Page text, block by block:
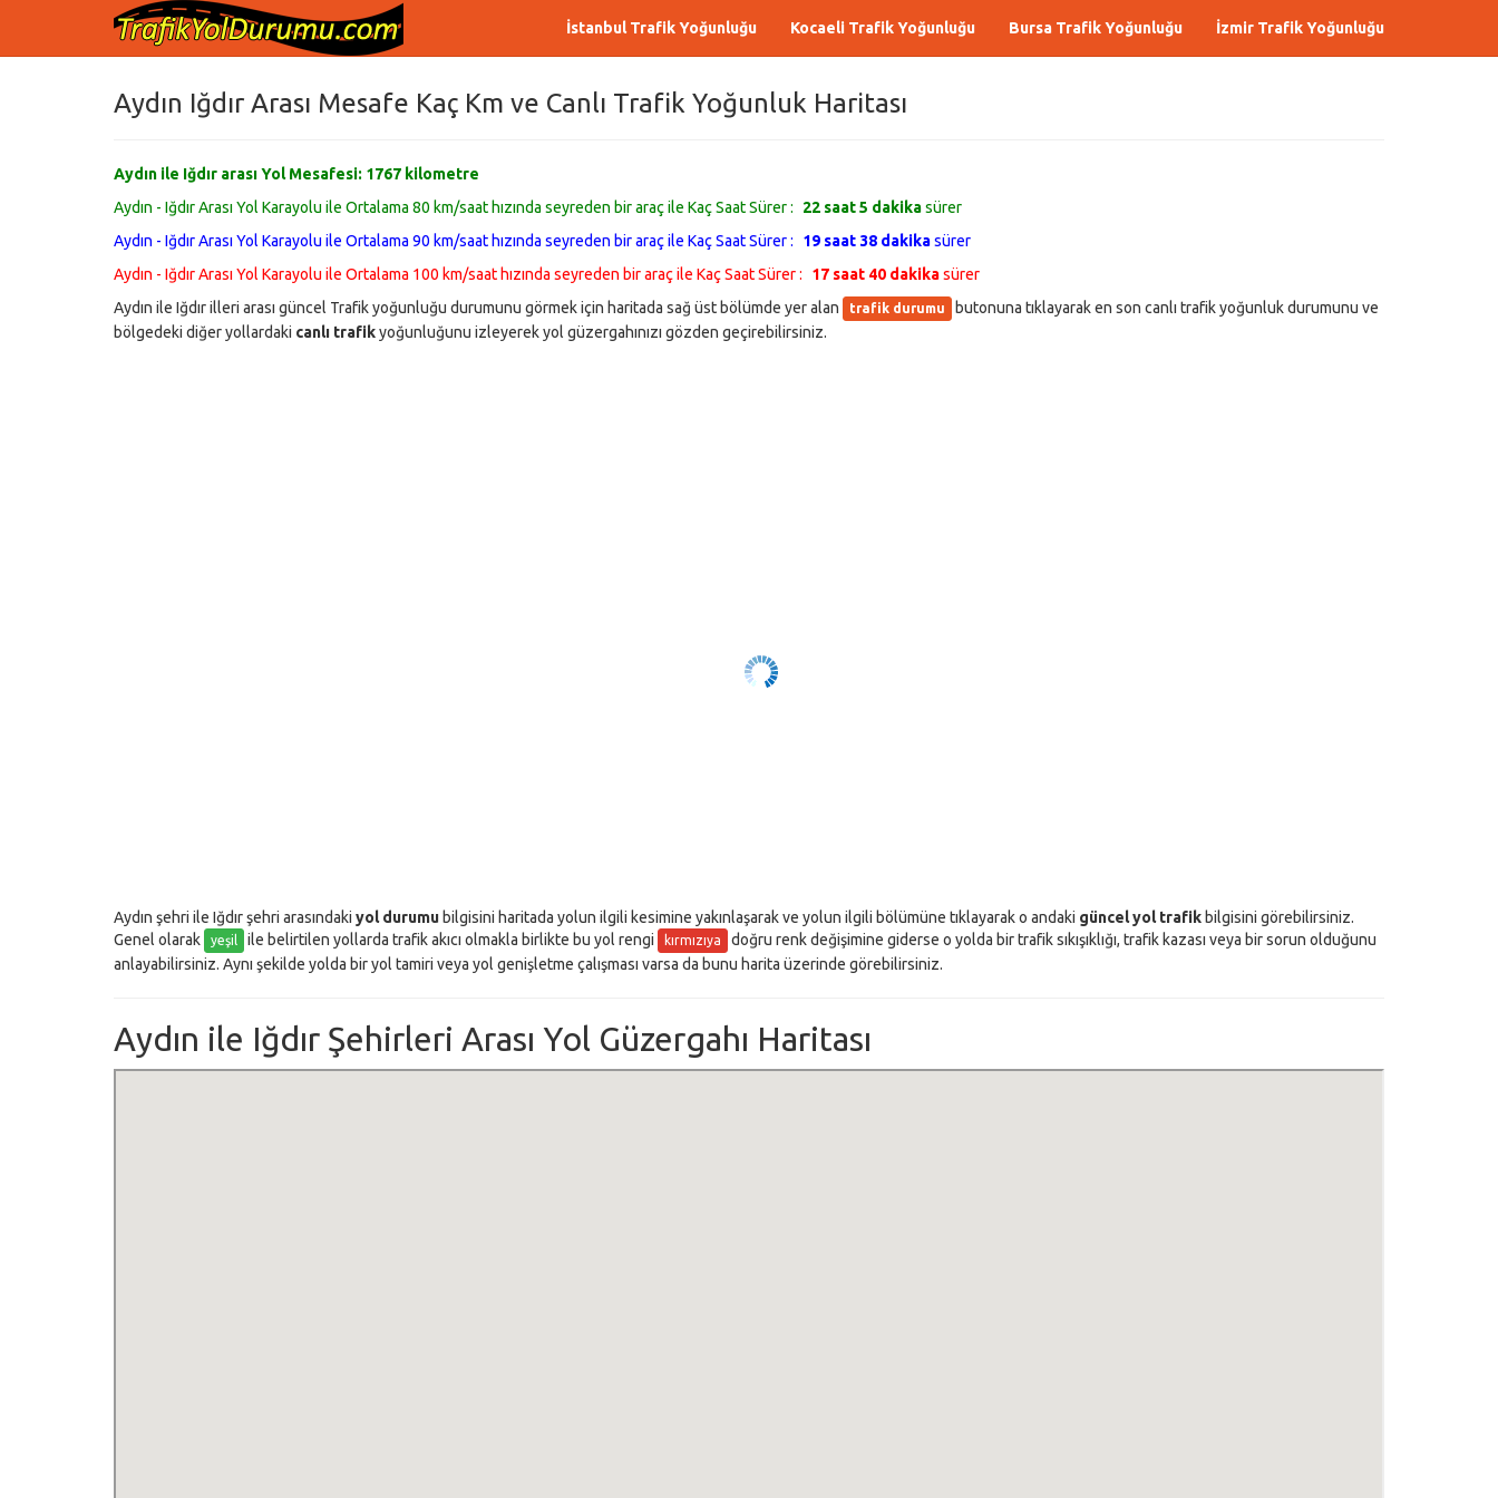
İstanbul Trafik Yoğunluğu Kocaeli Trafik Yoğunluğu Bursa Trafik Yoğunluğu İzmir Trafik Yoğunluğu
Aydın Iğdır Arası Mesafe Kaç Km ve Canlı Trafik Yoğunluk Haritası
Aydın ile Iğdır arası Yol Mesafesi: 1767 kilometre
Aydın - Iğdır Arası Yol Karayolu ile Ortalama 80 km/saat hızında seyreden bir araç ile Kaç Saat Sürer :
22 saat 5 dakikasürer
Aydın - Iğdır Arası Yol Karayolu ile Ortalama 90 km/saat hızında seyreden bir araç ile Kaç Saat Sürer :
19 saat 38 dakikasürer
Aydın - Iğdır Arası Yol Karayolu ile Ortalama 100 km/saat hızında seyreden bir araç ile Kaç Saat Sürer :
17 saat 40 dakikasürer
Aydın ile Iğdır illeri arası güncel Trafik yoğunluğu durumunu görmek için haritada sağ üst bölümde yer alan
trafik durumu
butonuna tıklayarak en son canlı trafik yoğunluk durumunu ve
bölgedeki diğer yollardaki canlı trafikyoğunluğunu izleyerek yol güzergahınızı gözden geçirebilirsiniz.
Aydın şehri ile Iğdır şehri arasındaki yol durumubilgisini haritada yolun ilgili kesimine yakınlaşarak ve yolun ilgili bölümüne tıklayarak o andaki güncel yol trafikbilgisini görebilirsiniz.
Genel olarak
yeşil ile belirtilen yollarda trafik akıcı olmakla birlikte bu yol rengi kırmızıya
doğru renk değişimine giderse o yolda bir trafik sıkışıklığı, trafik kazası veya bir sorun olduğunu
anlayabilirsiniz. Aynı şekilde yolda bir yol tamiri veya yol genişletme çalışması varsa da bunu harita üzerinde görebilirsiniz.
Aydın ile Iğdır Şehirleri Arası Yol Güzergahı Haritası